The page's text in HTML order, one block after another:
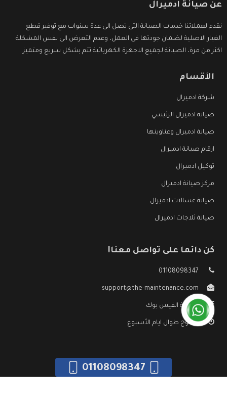
عن صيانة ادميرال
نقدم لعملائنا خدمات الصيانة التى تصل الى عدة سنوات مع توفير قطع
الغيار الاصلية لضمان جودتها فى العمل، وعدم التعرض الى نفس المشكلة
اكثر من مرة، الصيانة لجميع الاجهزة الكهربائية تتم بشكل سريع ومتميز.
الأقسام
شركة ادميرال
صيانة ادميرال الرئيسي
صيانة ادميرال وعناوينها
ارقام صيانة ادميرال
توكيل ادميرال
مركز صيانة ادميرال
صيانة غسالات ادميرال
صيانة ثلاجات ادميرال
كن دائما على تواصل معنا!
01108098347
support@the-maintenance.com
صفحة الفيس بوك
مفتوح طوال ايام الأسبوع
01108098347